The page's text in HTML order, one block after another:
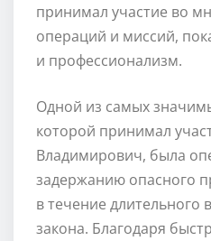
принимал участие во
операций и миссий,
и профессионализм.
Одной из самых
которой принимал
Владимирович, была
задержанию опасного
в течение длительного
закона. Благодаря